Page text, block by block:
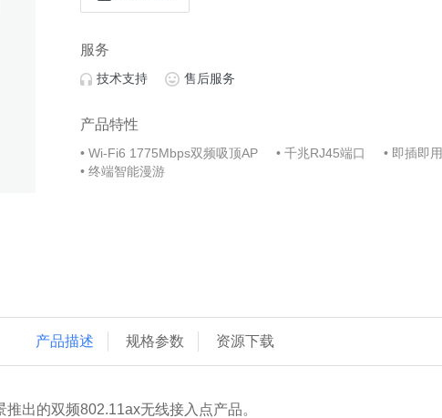
服务
技术支持 售后服务
产品特性
Wi-Fi6 1775Mbps双频吸顶AP 千兆RJ45端口 即插即用
终端智能漫游
产品描述 规格参数 资源下载
出的双频802.11ax无线接入点产品。